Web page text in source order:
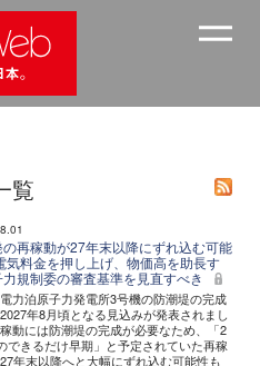
覧
再稼動が27年末以降にずれ込む可能
気料金を押し上げ、物価高を助長す
力規制委の審査基準を見直すべき
力泊原子力発電所3号機の防潮堤の完成
年8月頃となる見込みが発表されまし
動には防潮堤の完成が必要なため、「2
できるだけ早期」と予定されていた再稼
年末以降へと大幅にずれ込む可能性も